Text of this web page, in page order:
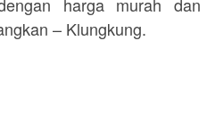
harga murah dan
– Klungkung.